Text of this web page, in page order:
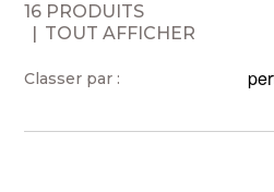
16 PRODUITS
TOUT AFFICHER
Classer par :